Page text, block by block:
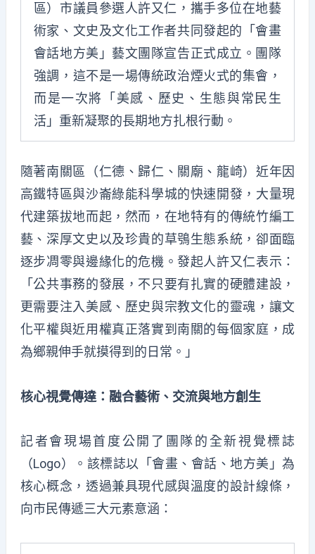
區）市議員參選人許又仁，攜手多位在地藝
術家、文史及文化工作者共同發起的「會畫
會話地方美」藝文團隊宣告正式成立。團隊
強調，這不是一場傳統政治煙火式的集會，
而是一次將「美感、歷史、生態與常民生
活」重新凝聚的長期地方扎根行動。
隨著南關區（仁德、歸仁、關廟、龍崎）近年因
高鐵特區與沙崙綠能科學城的快速開發，大量現
代建築拔地而起，然而，在地特有的傳統竹編工
藝、深厚文史以及珍貴的草鴞生態系統，卻面臨
逐步凋零與邊緣化的危機。發起人許又仁表示：
「公共事務的發展，不只要有扎實的硬體建設，
更需要注入美感、歷史與宗教文化的靈魂，讓文
化平權與近用權真正落實到南關的每個家庭，成
為鄉親伸手就摸得到的日常。」
核心視覺傳達：融合藝術、交流與地方創生
記者會現場首度公開了團隊的全新視覺標誌
（Logo）。該標誌以「會畫、會話、地方美」為
核心概念，透過兼具現代感與溫度的設計線條，
向市民傳遞三大元素意涵：